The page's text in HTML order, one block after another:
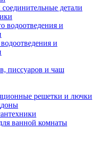
детали
водоотведения и
и
писсуаров и чаш
решетки и лючки
ванной комнаты